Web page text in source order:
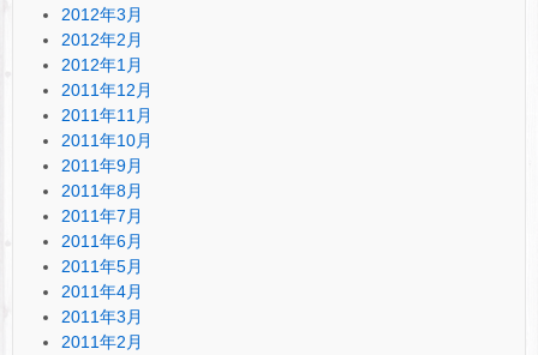
2012年3月
2012年2月
2012年1月
2011年12月
2011年11月
2011年10月
2011年9月
2011年8月
2011年7月
2011年6月
2011年5月
2011年4月
2011年3月
2011年2月